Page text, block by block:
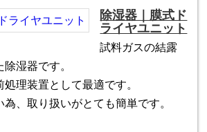
除湿器｜膜式ド
ライヤユニット
試料ガスの結露
湿器です。
理装置として最適です。
為、取り扱いがとても簡単です。